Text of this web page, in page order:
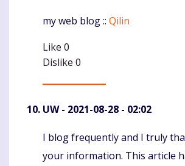
my web blog :: Qilin
Like 0
Dislike 0
UW- 2021-08-28 - 02:02
Komentaras
I blog frequently and I truly
your information. This article